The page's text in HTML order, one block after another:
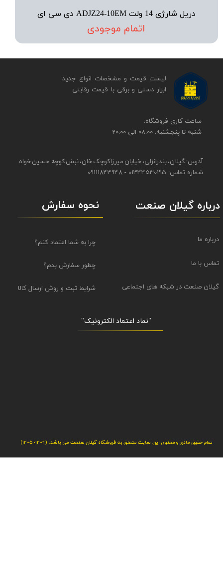
دریل شارژی 14 ولت ADJZ24-10EM دی سی ای
اتمام موجودی
​​ساعت کاری فروشگاه:
شنبه تا پنجشنبه: 08:00 الی 20:00
آدرس: گیلان، بندرانزلی، خیابان میرزاکوچک خان، نبش کوچه حسین خواه
شماره تماس: 01344530195 - 09111843948
لیست قیمت و مشخصات انواع جدید
ابزار دستی و برقی ​​​​​​​با قیمت رقابتی
نحوه سفارش
چرا به شما اعتماد کنم؟
چطور سفارش بدم؟
شرایط ثبت و روش ارسال کالا
تمام حقوق مادی و معنوی این سایت متعلق به فروشگاه گیلان صنعت می باشد. (1404- 1405)
"نماد اعتماد الکترونیک​​​​​​​"
درباره گیلان صنعت
درباره ما
تماس با ما
گیلان صنعت در شبکه های اجتماعی